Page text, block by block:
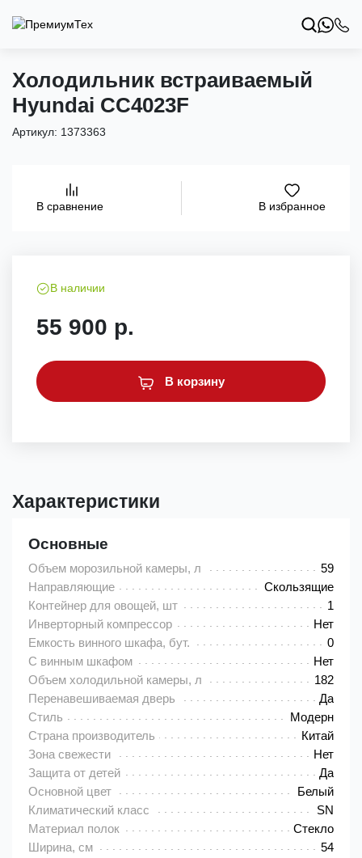
Холодильник встраиваемый
Hyundai CC4023F
Артикул: 1373363
В сравнение В избранное
В наличии
55 900 р.
В корзину
Характеристики
Основные
Объем морозильной камеры, л
59
Направляющие
Скользящие
Контейнер для овощей, шт
1
Инверторный компрессор
Нет
Емкость винного шкафа, бут.
0
С винным шкафом
Нет
Объем холодильной камеры, л
182
Перенавешиваемая дверь
Да
Стиль
Модерн
Страна производитель
Китай
Зона свежести
Нет
Защита от детей
Да
Основной цвет
Белый
Климатический класс
SN
Материал полок
Стекло
Ширина, см
54